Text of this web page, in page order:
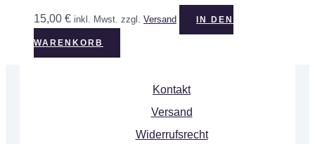
15,00 € inkl. Mwst. zzgl. Versand IN DEN
WARENKORB
Kontakt
Versand
Widerrufsrecht